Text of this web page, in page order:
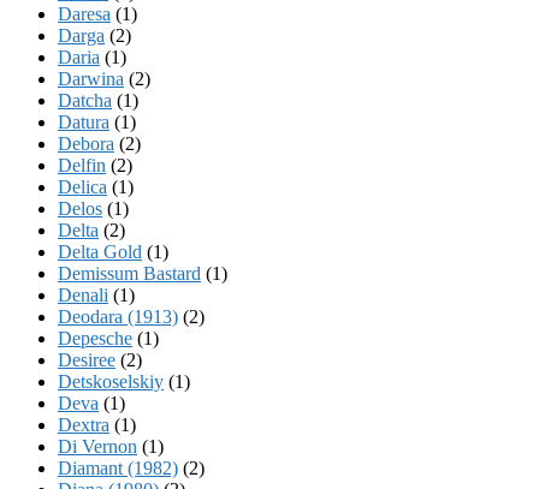
Daresa (1)
Darga (2)
Daria (1)
Darwina (2)
Datcha (1)
Datura (1)
Debora (2)
Delfin (2)
Delica (1)
Delos (1)
Delta (2)
Delta Gold (1)
Demissum Bastard (1)
Denali (1)
Deodara (1913) (2)
Depesche (1)
Desiree (2)
Detskoselskiy (1)
Deva (1)
Dextra (1)
Di Vernon (1)
Diamant (1982) (2)